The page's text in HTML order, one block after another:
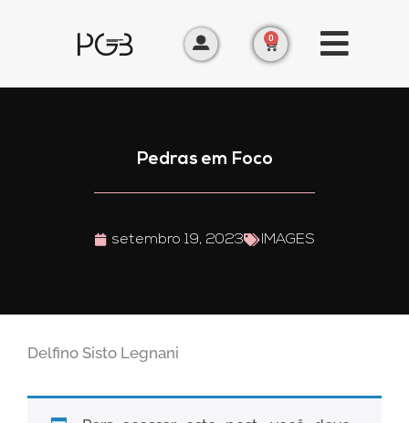
0
Pedras em Foco
setembro 19, 2023 IMAGES
Delfino Sisto Legnani